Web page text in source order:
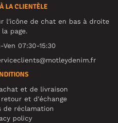
LA CLIENTÈLE
l'icône de chat en bas à droite
la page.
07:30-15:30
et de livraison
et d'échange
de réclamation
policy